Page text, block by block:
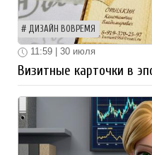
ДИЗАЙН ВОВРЕМЯ
11:59 | 30 июля
Визитные карточки в